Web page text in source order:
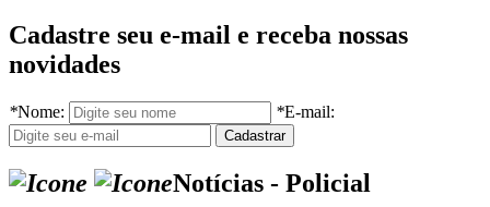
Cadastre seu e-mail e receba nossas
novidades
*Nome: *E-mail:
Notícias - Policial